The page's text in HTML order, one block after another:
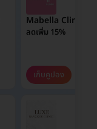
Mabella Clinic
ลดเพิ่ม 15%
เก็บคูปอง